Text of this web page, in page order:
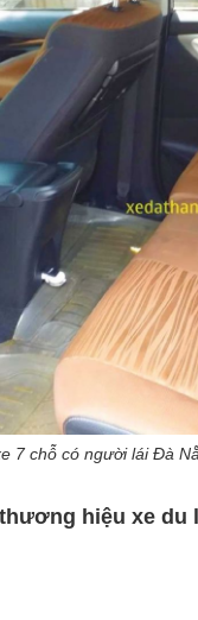
7 chỗ có người lái Đà
hiệu xe